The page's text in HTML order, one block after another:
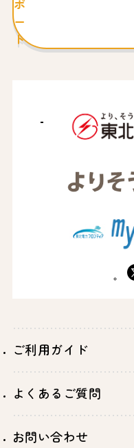
ポ
ー
ト
ご利用ガイド
よくあるご質問
お問い合わせ